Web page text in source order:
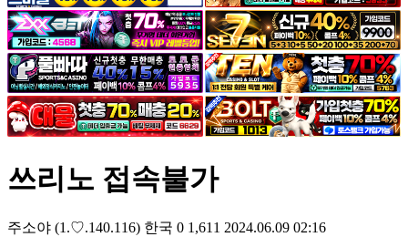
쓰리노 접속불가
주소야 (1.♡.140.116) 한국 0 1,611 2024.06.09 02:16